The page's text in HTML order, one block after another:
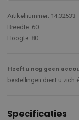
Artikelnummer: 14.32533
Breedte: 60
Hoogte: 80
Heeft u nog geen
bestellingen dient u zich
Specificaties